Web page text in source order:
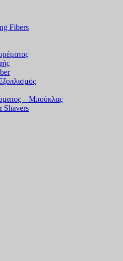
Fibers
– Μπούκλας
Shavers